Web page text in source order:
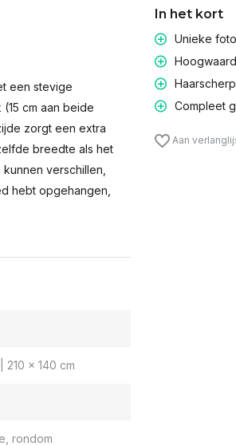
een stevige
cm aan beide
zorgt een extra
breedte als het
verschillen,
hebt opgehangen,
210 x 140 cm
rondom
In het kort
Unieke
Compleet
Aan